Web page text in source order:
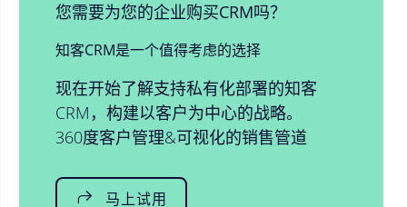
您需要为您的企业购买CRM吗？
知客CRM是一个值得考虑的选择
现在开始了解支持私有化部署的知客
CRM，构建以客户为中心的战略。
360度客户管理&可视化的销售管道
马上试用